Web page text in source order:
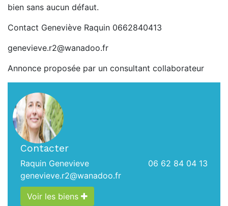
bien sans aucun défaut.
Contact Geneviève Raquin 0662840413
genevieve.r2@wanadoo.fr
Annonce proposée par un consultant collaborateur
Contacter
Raquin Genevieve
06 62 84 04 13
genevieve.r2@wanadoo.fr
Voir les biens